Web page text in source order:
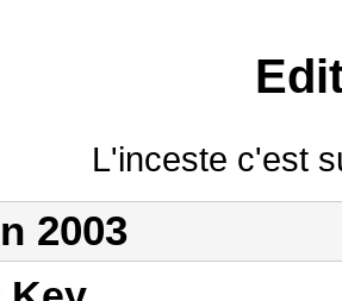
L'inceste c'est
2003